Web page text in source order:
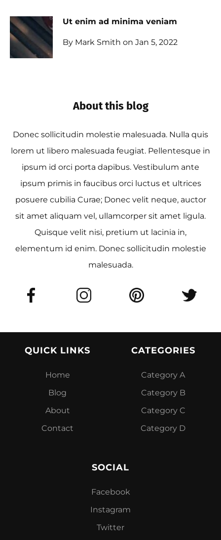
Ut enim ad minima veniam
By Mark Smith on Jan 5, 2022
About this blog
Donec sollicitudin molestie malesuada. Nulla quis
lorem ut libero malesuada feugiat. Pellentesque in
ipsum id orci porta dapibus. Vestibulum ante
ipsum primis in faucibus orci luctus et ultrices
posuere cubilia Curae; Donec velit neque, auctor
sit amet aliquam vel, ullamcorper sit amet ligula.
Quisque velit nisi, pretium ut lacinia in,
elementum id enim. Donec sollicitudin molestie
malesuada.
QUICK LINKS
Home
Blog
About
Contact
CATEGORIES
Category A
Category B
Category C
Category D
SOCIAL
Facebook
Instagram
Twitter